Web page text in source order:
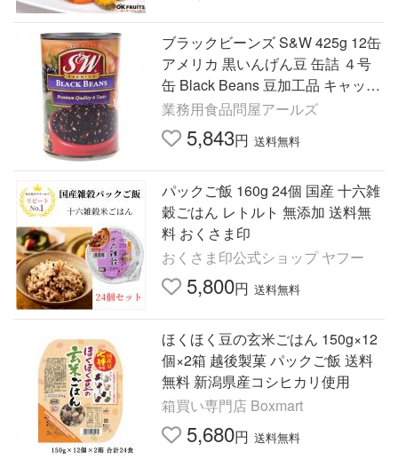
ブラックビーンズ S&W 425g 12缶
アメリカ 黒いんげん豆 缶詰 ４号
缶 Black Beans 豆加工品 キャッサ
バ アジアン食品 協同食品
業務用食品問屋アールズ
5,843円 送料無料
パックご飯 160g 24個 国産 十六雑
穀ごはん レトルト 無添加 送料無
料 おくさま印
おくさま印公式ショップ ヤフー
5,800円 送料無料
ほくほく豆の玄米ごはん 150g×12
個×2箱 越後製菓 パックご飯 送料
無料 新潟県産コシヒカリ使用
箱買い専門店 Boxmart
5,680円 送料無料